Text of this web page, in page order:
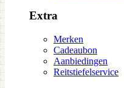
Extra
Merken
Cadeaubon
Aanbiedingen
Reitstiefelservice